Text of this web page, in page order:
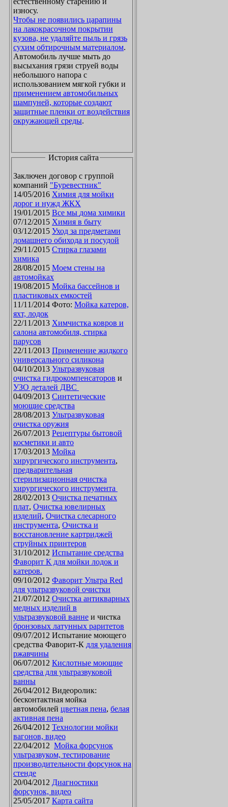
износу.
Чтобы не появились царапины
на лакокрасочном покрытии
кузова, не удаляйте пыль и грязь
сухим обтирочным материалом.
Автомобиль лучше мыть до
высыхания грязи струей воды
небольшого напора с
использованием мягкой губки и
применением автомобильных
шампуней, которые создают
защитные пленки от воздействия
окружающей среды.
История сайта
Заключен договор с группой
компаний "Буревестник"
14/05/2016 Химия для мойки
дорог и нужд ЖКХ
19/01/2015
Все мы дома химики
07/12/2015 Химия в быту
03/12/2015 Уход за предметами
домашнего обихода и посудой
29/11/2015 Стирка глазами
химика
28/08/2015 Моем стены на
автомойках
19/08/2015 Мойка бассейнов и
пластиковых емкостей
11/11/2014 Фото: Мойка катеров,
яхт, лодок
22/11/2013 Химчистка ковров и
салона автомобиля, стирка
парусов
22/11/2013 Применение жидкого
универсального силикона
04/10/2013 Ультразвуковая
очистка гидрокомпенсаторов и
УЗО деталей ДВС
04/09/2013 Синтетические
моющие средства
28/08/2013 Ультразвуковая
очистка оружия
26/07/2013 Рецептуры бытовой
косметики и авто
17/03/2013 Мойка
хирургического инструмента,
предварительная
стерилизационная очистка
хирургического инструмента
28/02/2013 Очистка печатных
плат, Очистка ювелирных
изделий, Очистка слесарного
инструмента, Очистка и
восстановление картриджей
струйных принтеров
31/10/2012 Испытание средства
Фаворит К для мойки лодок и
катеров.
09/10/2012 Фаворит Ультра Red
для ультразвуковой очистки
21/07/2012 Очистка антикварных
медных изделий в
ультразвуковой ванне и чистка
бронзовых латунных раритетов
09/07/2012 Испытание моющего
средства Фаворит-К для удаления
ржавчины
06/07/2012 Кислотные моющие
средства для ультразвуковой
ванны
26/04/2012 Видеоролик:
бесконтактная мойка
автомобилей цветная пена, белая
активная пена
26/04/2012 Технологии мойки
вагонов, видео
22/04/2012 Мойка форсунок
ультразвуком, тестирование
производительности форсунок на
стенде
20/04/2012 Диагностики
форсунок, видео
25/05/2017 Карта сайта